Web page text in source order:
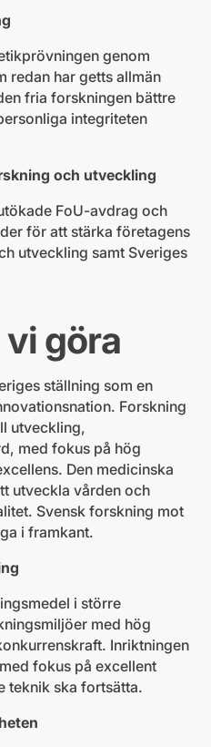
genom
redan har getts allmän
fria forskningen bättre
integriteten
och utveckling
FoU-avdrag och
för att stärka företagens
utveckling samt Sveriges
göra
ställning som en
Forskning
utveckling,
med fokus på hög
Den medicinska
utveckla vården och
Svensk forskning mot
i framkant.
i större
med hög
Inriktningen
fokus på excellent
teknik ska fortsätta.